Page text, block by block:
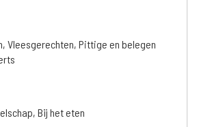
Vleesgerechten, Pittige en belegen
Bij het eten